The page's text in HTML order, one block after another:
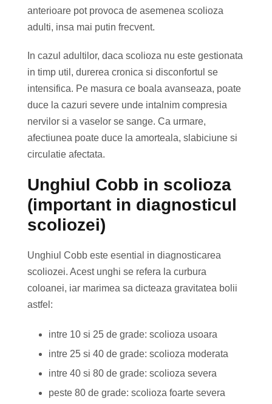
anterioare pot provoca de asemenea scolioza
adulti, insa mai putin frecvent.
In cazul adultilor, daca scolioza nu este gestionata
in timp util, durerea cronica si disconfortul se
intensifica. Pe masura ce boala avanseaza, poate
duce la cazuri severe unde intalnim compresia
nervilor si a vaselor se sange. Ca urmare,
afectiunea poate duce la amorteala, slabiciune si
circulatie afectata.
Unghiul Cobb in scolioza
(important in diagnosticul
scoliozei)
Unghiul Cobb este esential in diagnosticarea
scoliozei. Acest unghi se refera la curbura
coloanei, iar marimea sa dicteaza gravitatea bolii
astfel:
intre 10 si 25 de grade: scolioza usoara
intre 25 si 40 de grade: scolioza moderata
intre 40 si 80 de grade: scolioza severa
peste 80 de grade: scolioza foarte severa